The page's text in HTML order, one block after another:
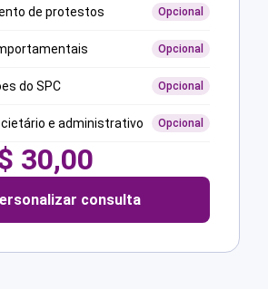
de protestos Opcional
Opcional
do SPC Opcional
e administrativo Opcional
30,00
consulta